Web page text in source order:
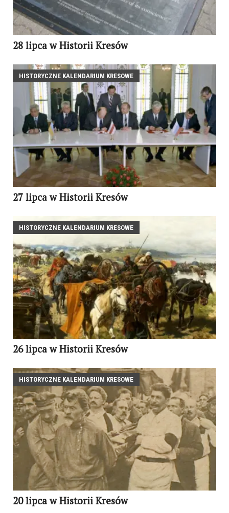
28 lipca w Historii Kresów
HISTORYCZNE KALENDARIUM KRESOWE
27 lipca w Historii Kresów
HISTORYCZNE KALENDARIUM KRESOWE
26 lipca w Historii Kresów
HISTORYCZNE KALENDARIUM KRESOWE
20 lipca w Historii Kresów